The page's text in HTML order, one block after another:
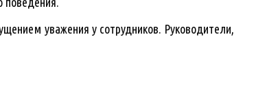
уважения у сотрудников. Руководители,